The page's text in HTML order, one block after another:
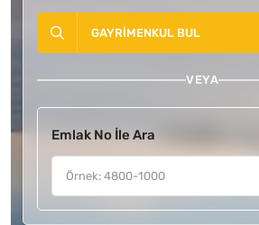
GAYRIMENKUL BUL
VEYA
Emlak No İle Ara